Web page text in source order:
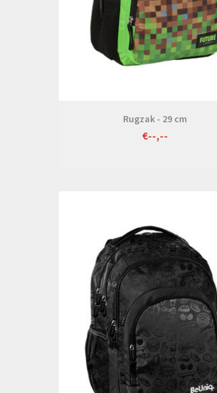
Rugzak - 29 cm
€--,--